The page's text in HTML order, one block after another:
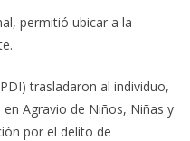
permitió ubicar a la
trasladaron al individuo,
Agravio de Niños, Niñas y
por el delito de